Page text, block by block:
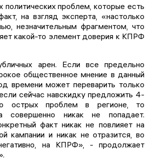
политических проблем, которые есть
на взгляд эксперта, «настолько
незначительным фрагментом, что
какой-то элемент доверия к КПРФ
арен. Если все предельно
общественное мнение в данный
времени может переварить только
сейчас навскидку предложить 4-
острых проблем в регионе, то
совершенно никак не попадает.
факт никак не повлияет на
кампании и никак не отразится, во
на КПРФ», - продолжает